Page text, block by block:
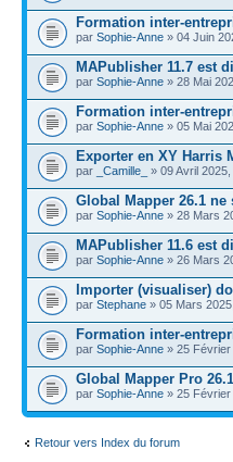
Formation inter-
par Sophie-Anne » 04 Juin
MAPublisher 11.7 est
par Sophie-Anne » 28 Mai
Formation inter-
par Sophie-Anne » 05 Mai
Exporter en XY Harris
par _Camille_ » 09 Avril
Global Mapper 26.1
par Sophie-Anne » 28 Mars
MAPublisher 11.6 est
par Sophie-Anne » 26 Mars
Importer (visualiser)
par Stephane » 05 Mars
Formation inter-
par Sophie-Anne » 25
Global Mapper Pro
par Sophie-Anne » 25
Retour vers Index du forum